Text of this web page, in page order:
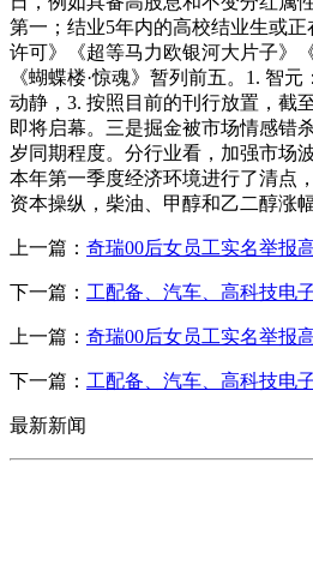
第一；结业5年内的高校结业生或正
许可》《超等马力欧银河大片子》
《蝴蝶楼·惊魂》暂列前五。1. 智
动静，3. 按照目前的刊行放置，截
即将启幕。三是掘金被市场情感错
岁同期程度。分行业看，加强市场
本年第一季度经济环境进行了清点
资本操纵，柴油、甲醇和乙二醇涨
上一篇： 奇瑞00后女员工实名举报
下一篇： 工配备、汽车、高科技电
上一篇： 奇瑞00后女员工实名举报
下一篇： 工配备、汽车、高科技电
最新新闻